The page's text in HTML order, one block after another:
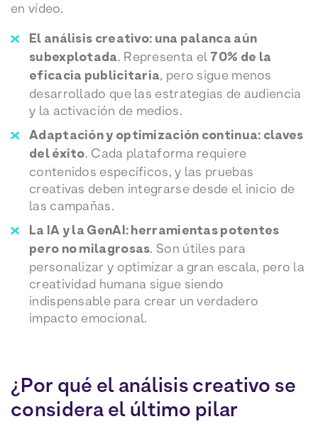
en vídeo.
El análisis creativo: una palanca aún
subexplotada. Representa el 70% de la
eficacia publicitaria, pero sigue menos
desarrollado que las estrategias de audiencia
y la activación de medios.
Adaptación y optimización continua: claves
del éxito. Cada plataforma requiere
contenidos específicos, y las pruebas
creativas deben integrarse desde el inicio de
las campañas.
La IA y la GenAI: herramientas potentes
pero no milagrosas. Son útiles para
personalizar y optimizar a gran escala, pero la
creatividad humana sigue siendo
indispensable para crear un verdadero
impacto emocional.
¿Por qué el análisis creativo se
considera el último pilar